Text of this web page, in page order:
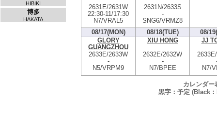
HIBIKI
博多
HAKATA
2631E/2631W
22:30-11/17:30
N7/VRAL5
2631N/2633S
-
SNG6/VRMZ8
08/17(MON)
08/18(TUE)
08/
GLORY
GUANGZHOU
2633E/2633W
-
N5/VRPM9
XIU HONG
2632E/2632W
-
N7/BPEE
JJ
N7/
カレンダー
黒字：予定 (Black